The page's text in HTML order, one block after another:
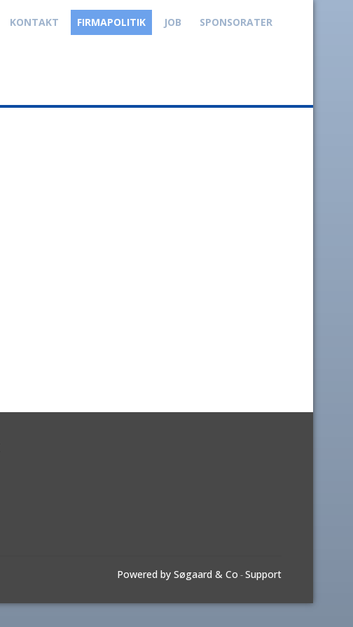
KONTAKT FIRMAPOLITIK JOB SPONSORATER
Powered by Søgaard & Co -Support